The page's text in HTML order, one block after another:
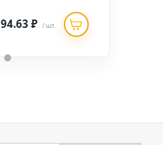
94.63 ₽ / шт.